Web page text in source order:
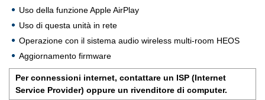
Uso della funzione Apple AirPlay
Uso di questa unità in rete
Operazione con il sistema audio wireless multi-room HEOS
Aggiornamento firmware
Per connessioni internet, contattare un ISP (Internet
Service Provider) oppure un rivenditore di computer.